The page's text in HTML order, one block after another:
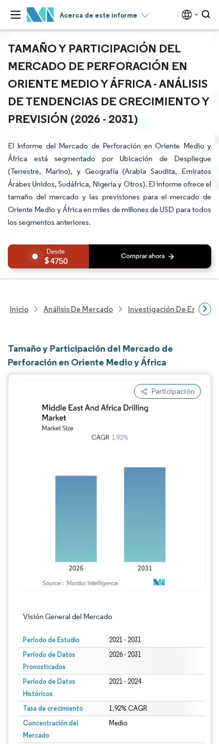
Acerca de este informe
TAMAÑO Y PARTICIPACIÓN DEL
MERCADO DE PERFORACIÓN EN
ORIENTE MEDIO Y ÁFRICA - ANÁLISIS
DE TENDENCIAS DE CRECIMIENTO Y
PREVISIÓN (2026 - 2031)
El Informe del Mercado de Perforación en Oriente Medio y
África está segmentado por Ubicación de Despliegue
(Terrestre, Marino), y Geografía (Arabia Saudita, Emiratos
Árabes Unidos, Sudáfrica, Nigeria y Otros). El informe ofrece el
tamaño del mercado y las previsiones para el mercado de
Oriente Medio y África en miles de millones de USD para todos
los segmentos anteriores.
4750
Inicio Análisis De Mercado Investigación De Energía
Tamaño y Participación del Mercado de
Perforación en Oriente Medio y África
Participación
Visión General del Mercado
Período de Estudio 2021 - 2031
Período de Datos
Pronosticados
2026 - 2031
Período de Datos
Históricos
2021 - 2024
Tasa de crecimiento 1.92% CAGR
Concentración del
Mercado
Medio